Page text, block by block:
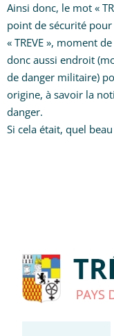
Ainsi donc, le mot «
point de sécurité pour
« TREVE », moment
donc aussi endroit
de danger militaire)
origine, à savoir la
danger.
Si cela était, quel